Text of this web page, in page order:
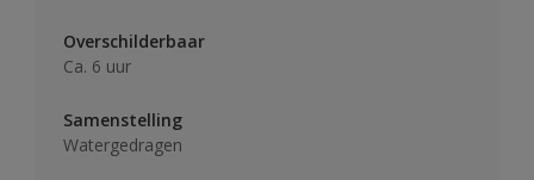
Overschilderbaar
Ca. 6 uur
Samenstelling
Watergedragen